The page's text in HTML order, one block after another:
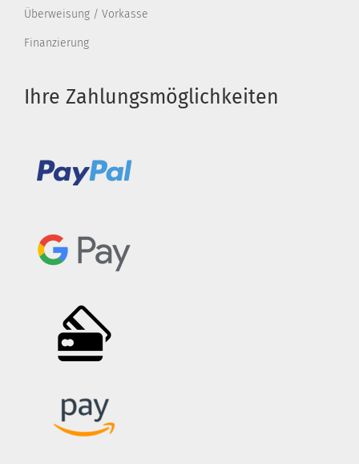
Überweisung / Vorkasse
Finanzierung
Ihre Zahlungsmöglichkeiten